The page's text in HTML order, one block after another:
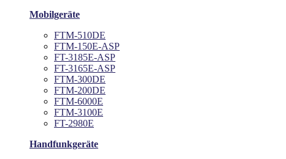
Mobilgeräte
FTM-510DE
FTM-150E-ASP
FT-3185E-ASP
FT-3165E-ASP
FTM-300DE
FTM-200DE
FTM-6000E
FTM-3100E
FT-2980E
Handfunkgeräte